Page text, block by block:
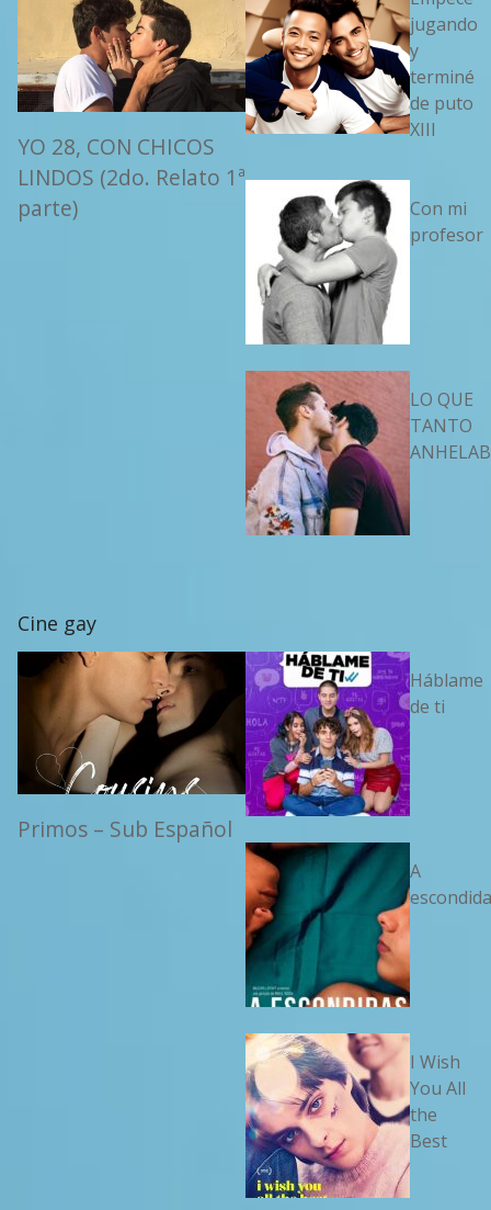
YO 28, CON CHICOS
LINDOS (2do. Relato 1ª
parte)
jugando
y
terminé
de puto
XIII
Con mi
profesor
LO QUE
TANTO
Cine gay
Primos – Sub Español
Háblame
de ti
A
I Wish
You All
the
Best